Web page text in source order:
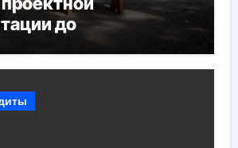
до
и обустройства